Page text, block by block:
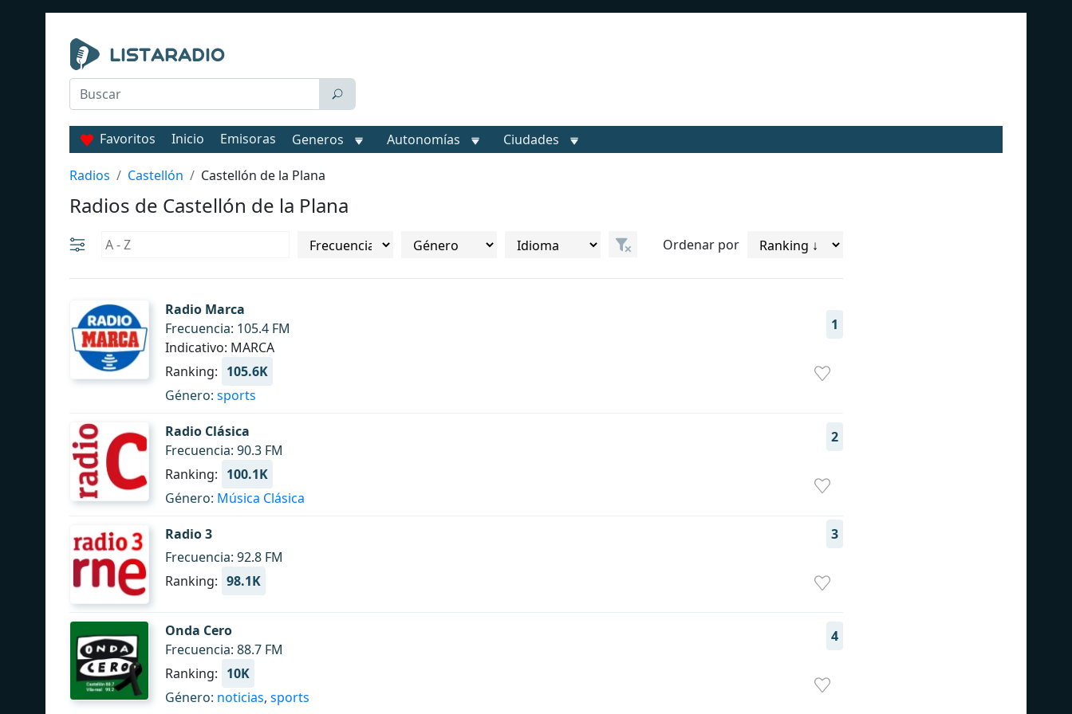
Favoritos Inicio Emisoras Generos Autonomías Ciudades
Radios Castellón Castellón de la Plana
Radios de Castellón de la Plana
Ordenar por
Radio Marca
1
Frecuencia: 105.4 FM
Indicativo: MARCA
Ranking: 105.6K
Género: sports
Radio Clásica 2
Frecuencia: 90.3 FM
Ranking: 100.1K
Género: Música Clásica
Radio 3
3
Frecuencia: 92.8 FM
Ranking: 98.1K
Onda Cero 4
Frecuencia: 88.7 FM
Ranking: 10K
Género: noticias, sports